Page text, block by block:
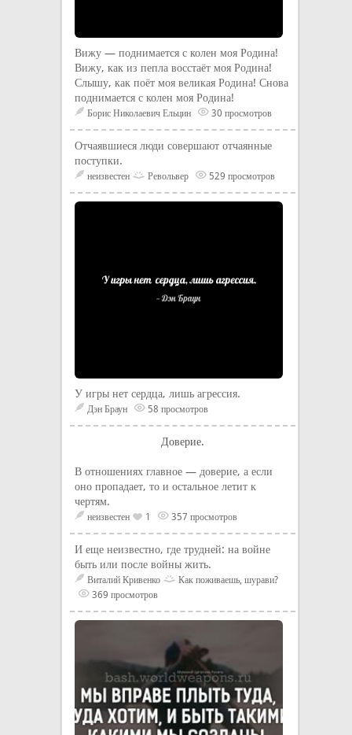
Вижу — поднимается с колен моя Родина!
Вижу, как из пепла восстаёт моя Родина!
Слышу, как поёт моя великая Родина! Снова
поднимается с колен моя Родина!
Борис Николаевич Ельцин 30 просмотров
Отчаявшиеся люди совершают отчаянные
поступки.
неизвестен Револьвер 529 просмотров
У игры нет сердца, лишь агрессия.
Дэн Браун 58 просмотров
Доверие.
В отношениях главное — доверие, а если
оно пропадает, то и остальное летит к
чертям.
неизвестен 1 357 просмотров
И еще неизвестно, где трудней: на войне
быть или после войны жить.
Виталий Кривенко
Как поживаешь, шурави?
369 просмотров